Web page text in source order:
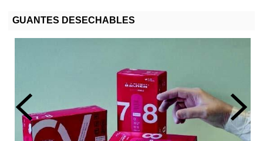
GUANTES DESECHABLES